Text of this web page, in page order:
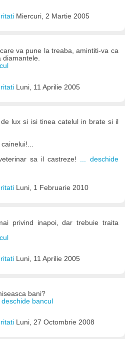
Miercuri, 2 Martie 2005
va pune la treaba, amintiti-va ca
diamantele.
Luni, 11 Aprilie 2005
lux si isi tinea catelul in brate si il
sa il castreze! ... deschide
Luni, 1 Februarie 2010
privind inapoi, dar trebuie traita
Luni, 11 Aprilie 2005
bani?
deschide bancul
Luni, 27 Octombrie 2008